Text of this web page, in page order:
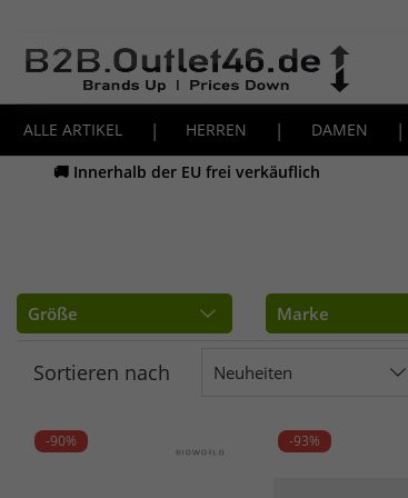
ALLE ARTIKEL | HERREN | DAMEN |
🚚 Innerhalb der EU frei verkäuflich
Größe Marke
Sortieren nach Neuheiten
-90% -93%